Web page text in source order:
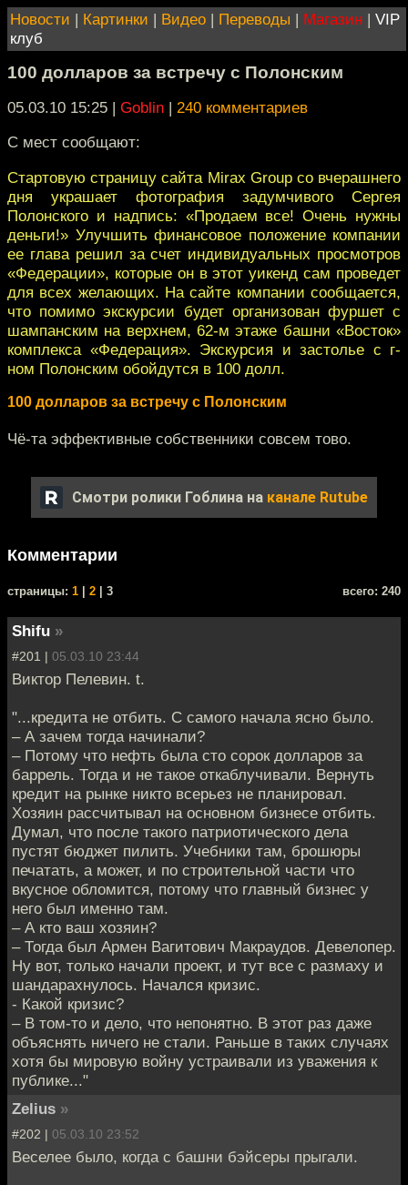
Новости | Картинки | Видео | Переводы | Магазин | VIP
клуб
100 долларов за встречу с Полонским
05.03.10 15:25 | Goblin | 240 комментариев
С мест сообщают:
Стартовую страницу сайта Mirax Group со вчерашнего
дня украшает фотография задумчивого Сергея
Полонского и надпись: «Продаем все! Очень нужны
деньги!» Улучшить финансовое положение компании
ее глава решил за счет индивидуальных просмотров
«Федерации», которые он в этот уикенд сам проведет
для всех желающих. На сайте компании сообщается,
что помимо экскурсии будет организован фуршет с
шампанским на верхнем, 62-м этаже башни «Восток»
комплекса «Федерация». Экскурсия и застолье с г-
ном Полонским обойдутся в 100 долл.
100 долларов за встречу с Полонским
Чё-та эффективные собственники совсем тово.
Смотри ролики Гоблина на канале Rutube
Комментарии
cтраницы: 1 2 | 3 всего: 240
Shifu »
#201 | 05.03.10 23:44
Виктор Пелевин. t.
"...кредита не отбить. С самого начала ясно было.
– А зачем тогда начинали?
– Потому что нефть была сто сорок долларов за
баррель. Тогда и не такое откаблучивали. Вернуть
кредит на рынке никто всерьез не планировал.
Хозяин рассчитывал на основном бизнесе отбить.
Думал, что после такого патриотического дела
пустят бюджет пилить. Учебники там, брошюры
печатать, а может, и по строительной части что
вкусное обломится, потому что главный бизнес у
него был именно там.
– А кто ваш хозяин?
– Тогда был Армен Вагитович Макраудов. Девелопер.
Ну вот, только начали проект, и тут все с размаху и
шандарахнулось. Начался кризис.
- Какой кризис?
– В том-то и дело, что непонятно. В этот раз даже
объяснять ничего не стали. Раньше в таких случаях
хотя бы мировую войну устраивали из уважения к
публике..."
Zelius »
#202 | 05.03.10 23:52
Веселее было, когда с башни бэйсеры прыгали.